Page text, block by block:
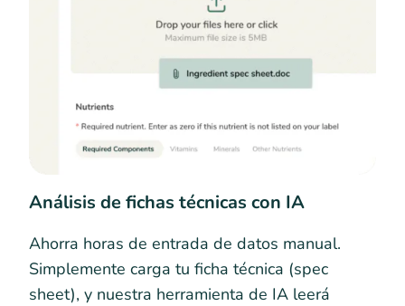
Análisis de fichas técnicas con IA
Ahorra horas de entrada de datos manual.
Simplemente carga tu ficha técnica (spec
sheet), y nuestra herramienta de IA leerá